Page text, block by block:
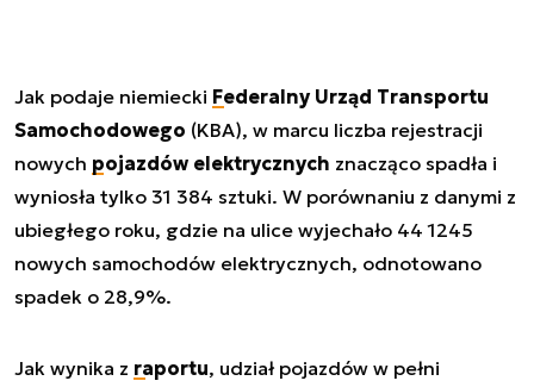
Jak podaje niemiecki Federalny Urząd Transportu
Samochodowego (KBA), w marcu liczba rejestracji
nowych pojazdów elektrycznych znacząco spadła i
wyniosła tylko 31 384 sztuki. W porównaniu z danymi z
ubiegłego roku, gdzie na ulice wyjechało 44 1245
nowych samochodów elektrycznych, odnotowano
spadek o 28,9%.
Jak wynika z raportu, udział pojazdów w pełni